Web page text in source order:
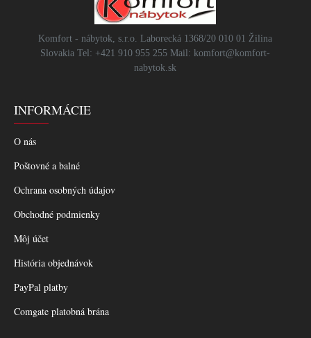
Komfort - nábytok, s.r.o. Laborecká 1368/20 010 01 Žilina
Slovakia Tel: +421 910 955 255 Mail: komfort@komfort-
nabytok.sk
INFORMÁCIE
O nás
Poštovné a balné
Ochrana osobných údajov
Obchodné podmienky
Môj účet
História objednávok
PayPal platby
Comgate platobná brána